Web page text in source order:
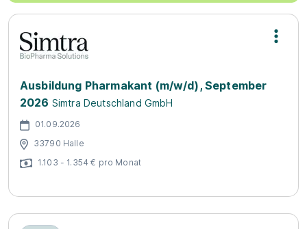
Ausbildung Pharmakant (m/w/d), September
2026 Simtra Deutschland GmbH
01.09.2026
33790 Halle
1.103 - 1.354 € pro Monat